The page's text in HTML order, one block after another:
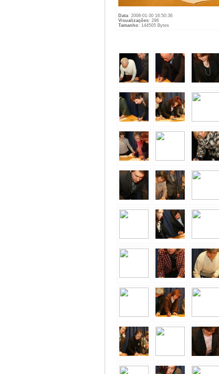
Data: 2008-01-30 16:50:36
Visualizações: 296
Tamanho: 144505 Bytes